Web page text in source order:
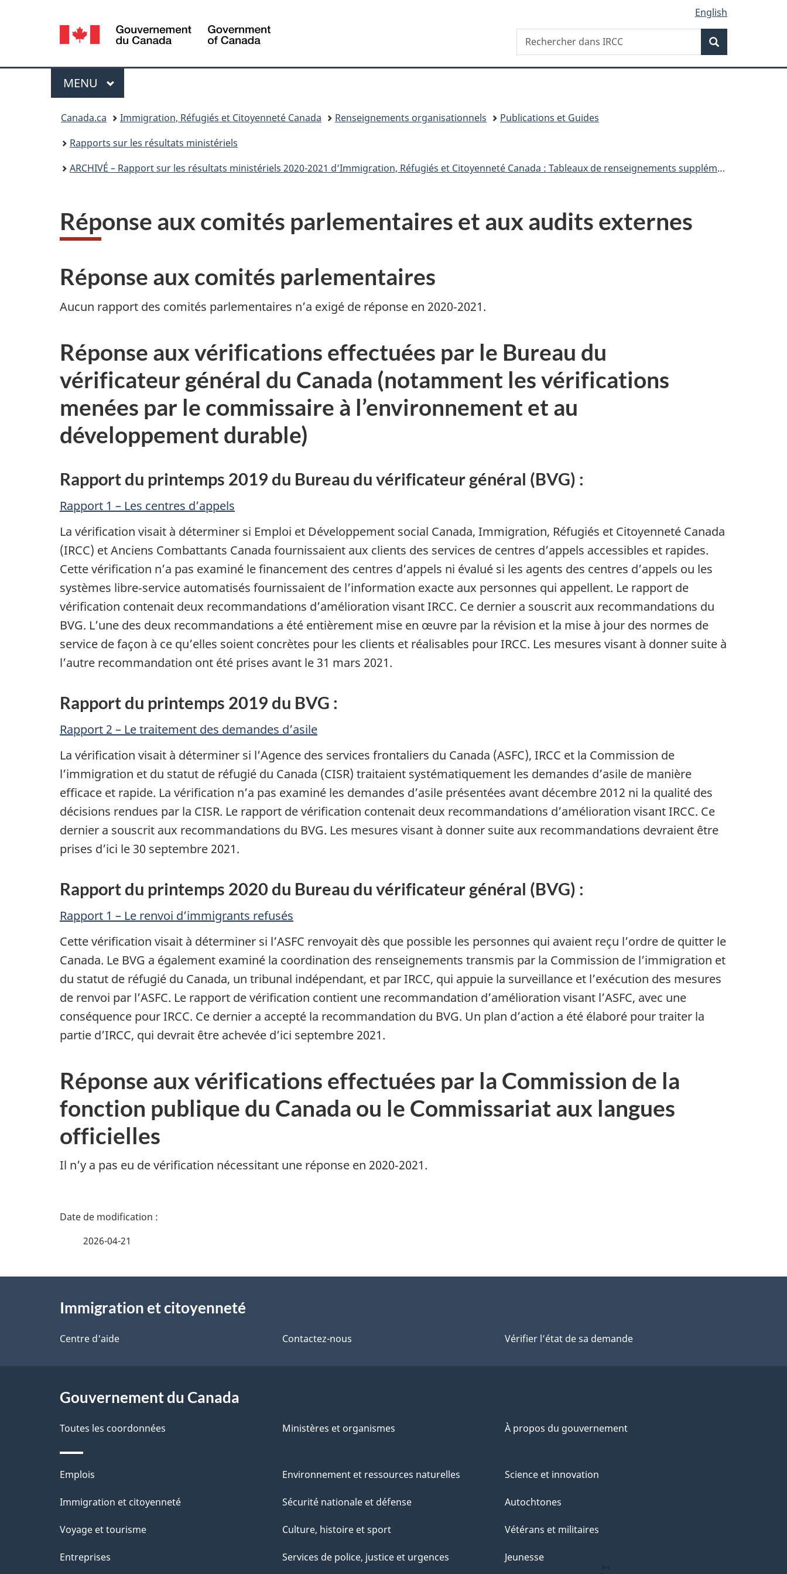
sujet
HTML
Sélection
de
la
langue
English
Canada
Recherche
Rechercher
dans
Menu
MENU PRINCIPAL
Canada.ca Immigration, Réfugiés et Citoyenneté Canada Renseignements organisationnels
Publications et Guides
Rapports sur les résultats ministériels
ARCHIVÉ – Rapport sur les résultats ministériels 2020-2021 d’Immigration, Réfugiés et Citoyenneté Canada : Tableaux de renseignements supplémentaires
Réponse aux comités parlementaires et aux audits externes
Réponse aux comités parlementaires
Aucun rapport des comités parlementaires n’a exigé de réponse en 2020‑2021.
Réponse aux vérifications effectuées par le Bureau du
vérificateur général du Canada (notamment les vérifications
menées par le commissaire à l’environnement et au
développement durable)
Rapport du printemps 2019 du Bureau du vérificateur général (BVG) :
Rapport 1 – Les centres d’appels
La vérification visait à déterminer si Emploi et Développement social Canada, Immigration, Réfugiés et Citoyenneté Canada
(IRCC) et Anciens Combattants Canada fournissaient aux clients des services de centres d’appels accessibles et rapides.
Cette vérification n’a pas examiné le financement des centres d’appels ni évalué si les agents des centres d’appels ou les
systèmes libre‑service automatisés fournissaient de l’information exacte aux personnes qui appellent. Le rapport de
vérification contenait deux recommandations d’amélioration visant IRCC. Ce dernier a souscrit aux recommandations du
BVG. L’une des deux recommandations a été entièrement mise en œuvre par la révision et la mise à jour des normes de
service de façon à ce qu’elles soient concrètes pour les clients et réalisables pour IRCC. Les mesures visant à donner suite à
l’autre recommandation ont été prises avant le 31 mars 2021.
Rapport du printemps 2019 du BVG :
Rapport 2 – Le traitement des demandes d’asile
La vérification visait à déterminer si l’Agence des services frontaliers du Canada (ASFC), IRCC et la Commission de
l’immigration et du statut de réfugié du Canada (CISR) traitaient systématiquement les demandes d’asile de manière
efficace et rapide. La vérification n’a pas examiné les demandes d’asile présentées avant décembre 2012 ni la qualité des
décisions rendues par la CISR. Le rapport de vérification contenait deux recommandations d’amélioration visant IRCC. Ce
dernier a souscrit aux recommandations du BVG. Les mesures visant à donner suite aux recommandations devraient être
prises d’ici le 30 septembre 2021.
Rapport du printemps 2020 du Bureau du vérificateur général (BVG) :
Rapport 1 – Le renvoi d’immigrants refusés
Cette vérification visait à déterminer si l’ASFC renvoyait dès que possible les personnes qui avaient reçu l’ordre de quitter le
Canada. Le BVG a également examiné la coordination des renseignements transmis par la Commission de l’immigration et
du statut de réfugié du Canada, un tribunal indépendant, et par IRCC, qui appuie la surveillance et l’exécution des mesures
de renvoi par l’ASFC. Le rapport de vérification contient une recommandation d’amélioration visant l’ASFC, avec une
conséquence pour IRCC. Ce dernier a accepté la recommandation du BVG. Un plan d’action a été élaboré pour traiter la
partie d’IRCC, qui devrait être achevée d’ici septembre 2021.
Réponse aux vérifications effectuées par la Commission de la
fonction publique du Canada ou le Commissariat aux langues
officielles
Il n’y a pas eu de vérification nécessitant une réponse en 2020‑2021.
D
a
l
d
e
l
2026-04-21
proposImmigration et citoyenneté
Centre d'aide Contactez-nous Vérifier l’état de sa demande
Gouvernement du Canada
Toutes les coordonnées Ministères et organismes À propos du gouvernement
Thèmes
et
Emplois
Immigration et citoyenneté
Voyage et tourisme
Entreprises
Environnement et ressources naturelles
Sécurité nationale et défense
Culture, histoire et sport
Services de police, justice et urgences
Science et innovation
Autochtones
Vétérans et militaires
Jeunesse